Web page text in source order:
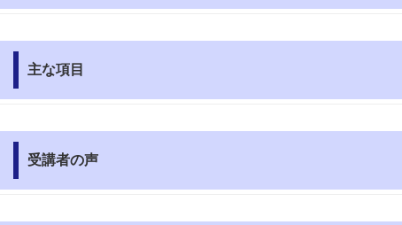
主な項目
受講者の声